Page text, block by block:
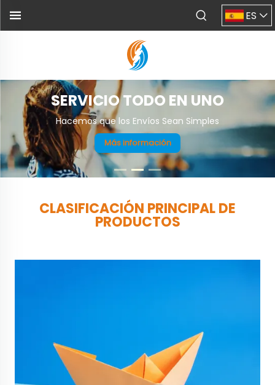
ES
SERVICIO TODO EN UNO
Hacemos que los Envíos Sean Simples
Más información
CLASIFICACIÓN PRINCIPAL DE
PRODUCTOS